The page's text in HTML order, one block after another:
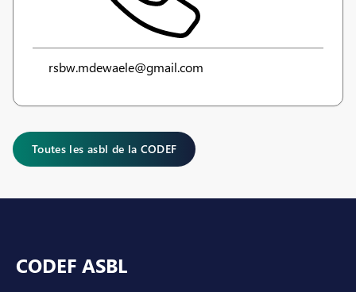
rsbw.mdewaele@gmail.com
Toutes les asbl de la CODEF
CODEF ASBL